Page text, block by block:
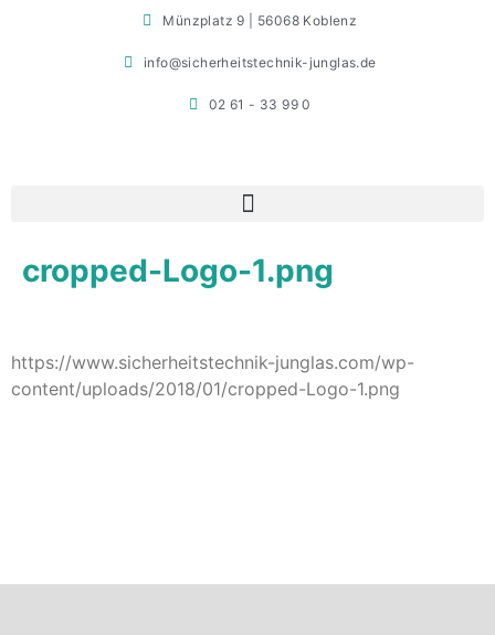
Münzplatz 9 | 56068 Koblenz
info@sicherheitstechnik-junglas.de
02 61 - 33 99 0
cropped-Logo-1.png
https://www.sicherheitstechnik-junglas.com/wp-
content/uploads/2018/01/cropped-Logo-1.png